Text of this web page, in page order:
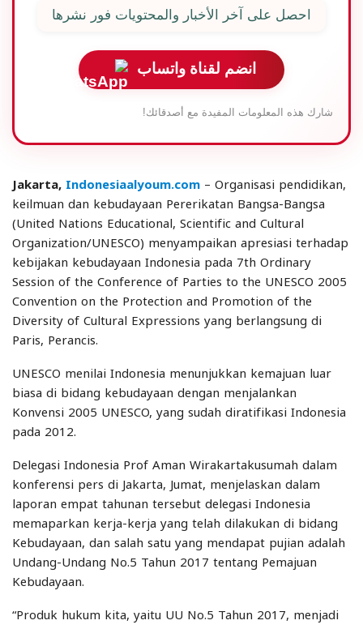
احصل على آخر الأخبار والمحتويات فور نشرها
انضم لقناة واتساب
شارك هذه المعلومات المفيدة مع أصدقائك!
Jakarta, Indonesiaalyoum.com – Organisasi pendidikan,
keilmuan dan kebudayaan Pererikatan Bangsa-Bangsa
(United Nations Educational, Scientific and Cultural
Organization/UNESCO) menyampaikan apresiasi terhadap
kebijakan kebudayaan Indonesia pada 7th Ordinary
Session of the Conference of Parties to the UNESCO 2005
Convention on the Protection and Promotion of the
Diversity of Cultural Expressions yang berlangsung di
Paris, Perancis.
UNESCO menilai Indonesia menunjukkan kemajuan luar
biasa di bidang kebudayaan dengan menjalankan
Konvensi 2005 UNESCO, yang sudah diratifikasi Indonesia
pada 2012.
Delegasi Indonesia Prof Aman Wirakartakusumah dalam
konferensi pers di Jakarta, Jumat, menjelaskan dalam
laporan empat tahunan tersebut delegasi Indonesia
memaparkan kerja-kerja yang telah dilakukan di bidang
Kebudayaan, dan salah satu yang mendapat pujian adalah
Undang-Undang No.5 Tahun 2017 tentang Pemajuan
Kebudayaan.
“Produk hukum kita, yaitu UU No.5 Tahun 2017, menjadi